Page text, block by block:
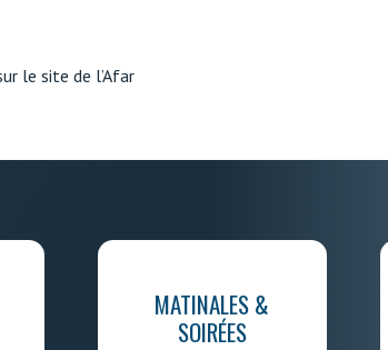
le site de l’Afar
MATINALES &
SOIRÉES